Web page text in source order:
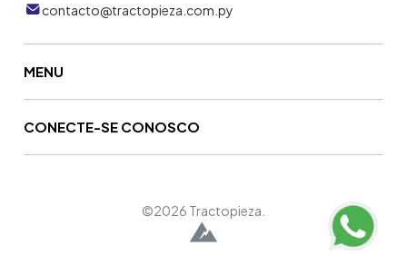
contacto@tractopieza.com.py
MENU
CONECTE-SE CONOSCO
©2026 Tractopieza.